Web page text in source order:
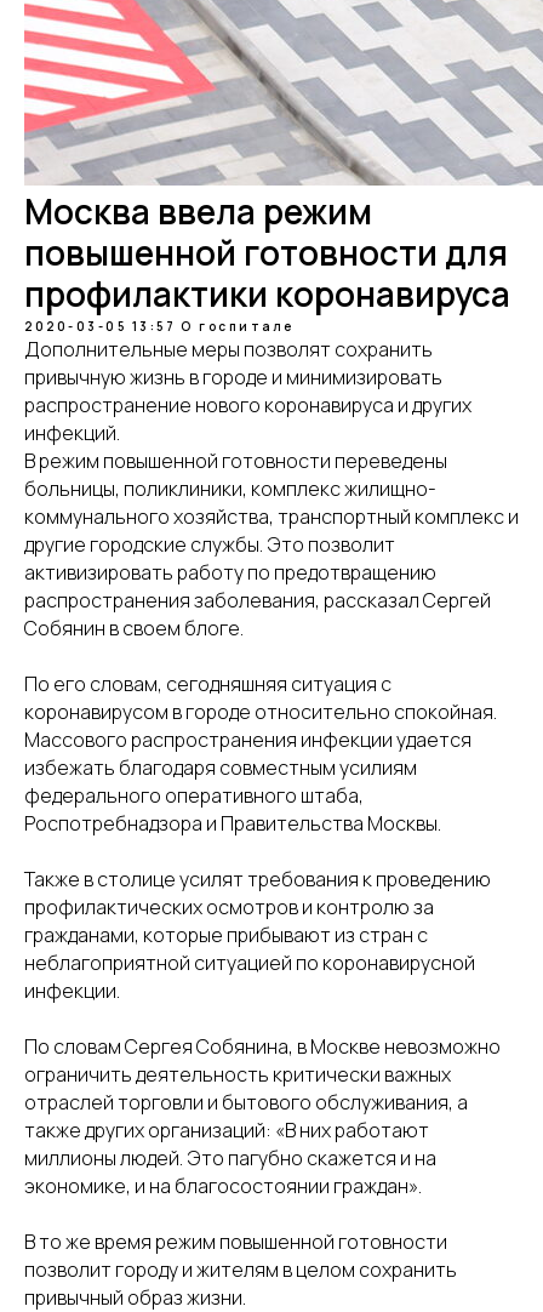
Москва ввела режим
повышенной готовности для
профилактики коронавируса
2020-03-05 13:57 О госпитале
Дополнительные меры позволят сохранить
привычную жизнь в городе и минимизировать
распространение нового коронавируса и других
инфекций.
В режим повышенной готовности переведены
больницы, поликлиники, комплекс жилищно-
коммунального хозяйства, транспортный комплекс и
другие городские службы. Это позволит
активизировать работу по предотвращению
распространения заболевания, рассказал Сергей
Собянин в своем блоге.
По его словам, сегодняшняя ситуация с
коронавирусом в городе относительно спокойная.
Массового распространения инфекции удается
избежать благодаря совместным усилиям
федерального оперативного штаба,
Роспотребнадзора и Правительства Москвы.
Также в столице усилят требования к проведению
профилактических осмотров и контролю за
гражданами, которые прибывают из стран с
неблагоприятной ситуацией по коронавирусной
инфекции.
По словам Сергея Собянина, в Москве невозможно
ограничить деятельность критически важных
отраслей торговли и бытового обслуживания, а
также других организаций: «В них работают
миллионы людей. Это пагубно скажется и на
экономике, и на благосостоянии граждан».
В то же время режим повышенной готовности
позволит городу и жителям в целом сохранить
привычный образ жизни.